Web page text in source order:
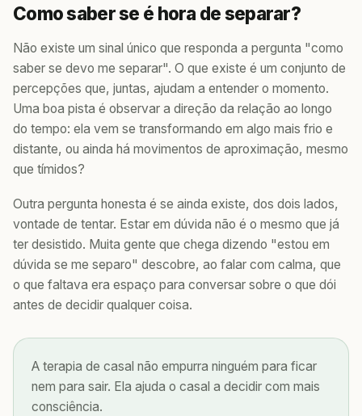
Como saber se é hora de separar?
Não existe um sinal único que responda a pergunta "como
saber se devo me separar". O que existe é um conjunto de
percepções que, juntas, ajudam a entender o momento.
Uma boa pista é observar a direção da relação ao longo
do tempo: ela vem se transformando em algo mais frio e
distante, ou ainda há movimentos de aproximação, mesmo
que tímidos?
Outra pergunta honesta é se ainda existe, dos dois lados,
vontade de tentar. Estar em dúvida não é o mesmo que já
ter desistido. Muita gente que chega dizendo "estou em
dúvida se me separo" descobre, ao falar com calma, que
o que faltava era espaço para conversar sobre o que dói
antes de decidir qualquer coisa.
A terapia de casal não empurra ninguém para ficar
nem para sair. Ela ajuda o casal a decidir com mais
consciência.